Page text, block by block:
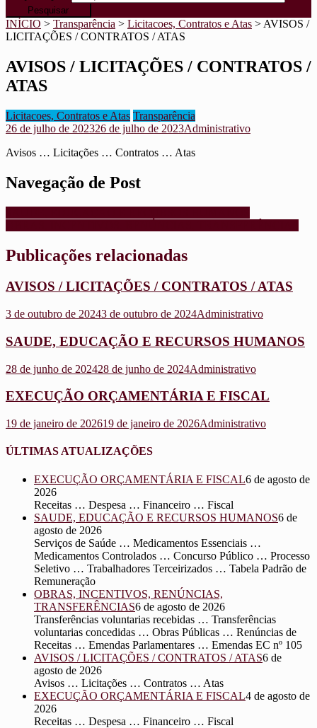
INÍCIO > Transparência > Licitacoes, Contratos e Atas > AVISOS /
LICITAÇÕES / CONTRATOS / ATAS
AVISOS / LICITAÇÕES / CONTRATOS /
ATAS
Licitacoes, Contratos e Atas Transparência
26 de julho de 202326 de julho de 2023Administrativo
Avisos … Licitações … Contratos … Atas
Navegação de Post
Publicações relacionadas
AVISOS / LICITAÇÕES / CONTRATOS / ATAS
3 de outubro de 20243 de outubro de 2024Administrativo
SAUDE, EDUCAÇÃO E RECURSOS HUMANOS
28 de junho de 202428 de junho de 2024Administrativo
EXECUÇÃO ORÇAMENTÁRIA E FISCAL
19 de janeiro de 202619 de janeiro de 2026Administrativo
ÚLTIMAS ATUALIZAÇÕES
EXECUÇÃO ORÇAMENTÁRIA E FISCAL6 de agosto de
2026
Receitas … Despesa … Financeiro … Fiscal
SAUDE, EDUCAÇÃO E RECURSOS HUMANOS6 de
agosto de 2026
Serviços de Saúde … Medicamentos Essenciais …
Medicamentos Controlados … Concurso Público … Processo
Seletivo … Trabalhadores Terceirizados … Tabela Padrão de
Remuneração
OBRAS, INCENTIVOS, RENÚNCIAS,
TRANSFERÊNCIAS6 de agosto de 2026
Transferências voluntarias recebidas … Transferências
voluntarias concedidas … Obras Públicas … Renúncias de
Receitas … Emendas Parlamentares … Emendas EC nº 105
AVISOS / LICITAÇÕES / CONTRATOS / ATAS6 de
agosto de 2026
Avisos … Licitações … Contratos … Atas
EXECUÇÃO ORÇAMENTÁRIA E FISCAL4 de agosto de
2026
Receitas … Despesa … Financeiro … Fiscal